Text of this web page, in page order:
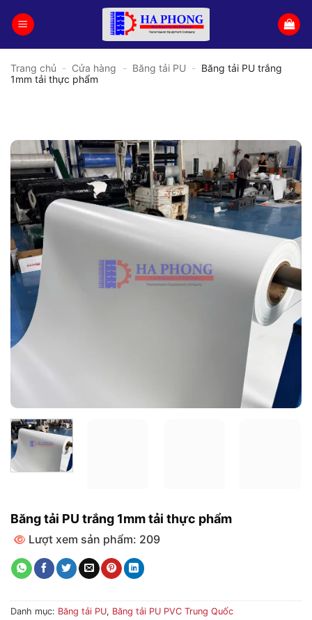
qua
Trang chủ - Cửa hàng - Băng tải PU - Băng tải PU trắng
1mm tải thực phẩm
Băng tải PU trắng 1mm tải thực phẩm
Lượt xem sản phẩm: 209
Danh mục: Băng tải PU, Băng tải PU PVC Trung Quốc